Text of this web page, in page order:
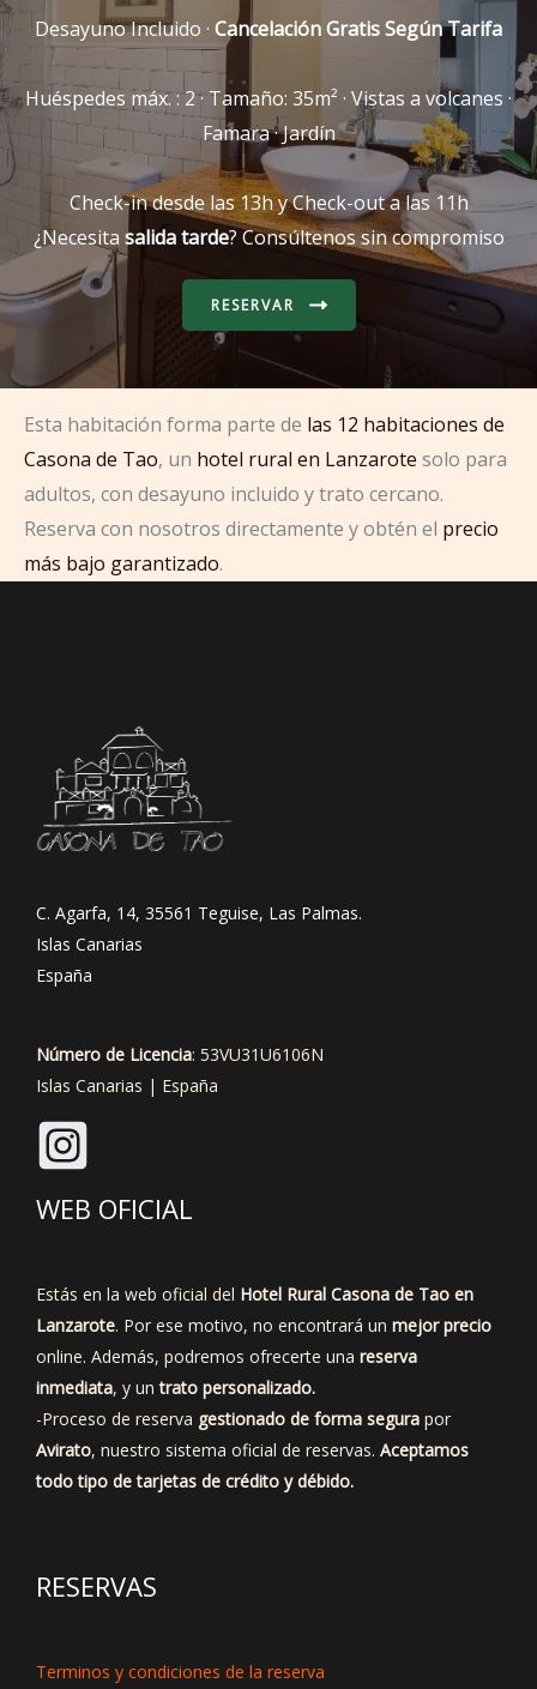
Desayuno Incluido · Cancelación Gratis Según Tarifa
Huéspedes máx. : 2 · Tamaño: 35m² · Vistas a volcanes ·
Famara · Jardín
Check-in desde las 13h y Check-out a las 11h
¿Necesita salida tarde? Consúltenos sin compromiso
RESERVAR
Esta habitación forma parte de las 12 habitaciones de
Casona de Tao, un hotel rural en Lanzarote solo para
adultos, con desayuno incluido y trato cercano.
Reserva con nosotros directamente y obtén el precio
más bajo garantizado.
C. Agarfa, 14, 35561 Teguise, Las Palmas.
Islas Canarias
España
Número de Licencia: 53VU31U6106N
Islas Canarias | España
WEB OFICIAL
Estás en la web oficial del Hotel Rural Casona de Tao en
Lanzarote. Por ese motivo, no encontrará un mejor precio
online. Además, podremos ofrecerte una reserva
inmediata, y untrato personalizado.
-Proceso de reserva gestionado de forma segura por
Avirato, nuestro sistema oficial de reservas. Aceptamos
todo tipo de tarjetas de crédito y débido.
RESERVAS
Terminos y condiciones de la reserva